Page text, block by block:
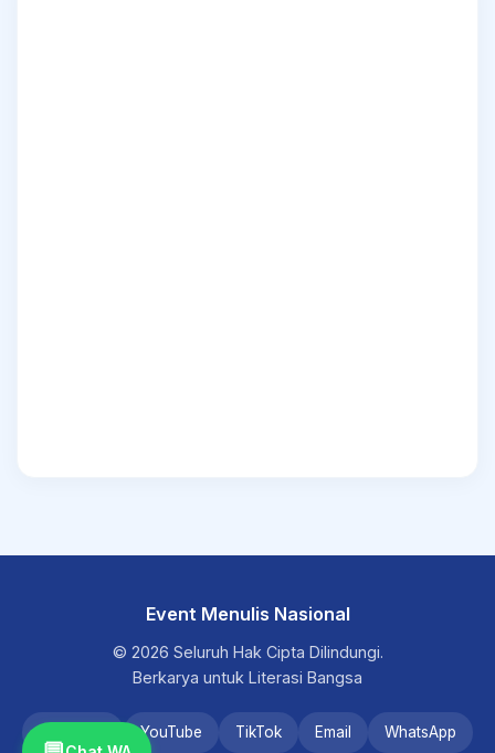
Event Menulis Nasional
© 2026 Seluruh Hak Cipta Dilindungi.
Berkarya untuk Literasi Bangsa
YouTube TikTok Email WhatsApp